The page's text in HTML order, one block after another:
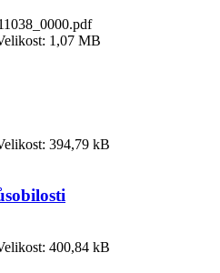
1,07 MB
394,79 kB
400,84 kB